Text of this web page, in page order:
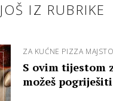
JOŠ IZ RUBRIKE
ZA KUĆNE PIZZA
S ovim tijestom
možeš